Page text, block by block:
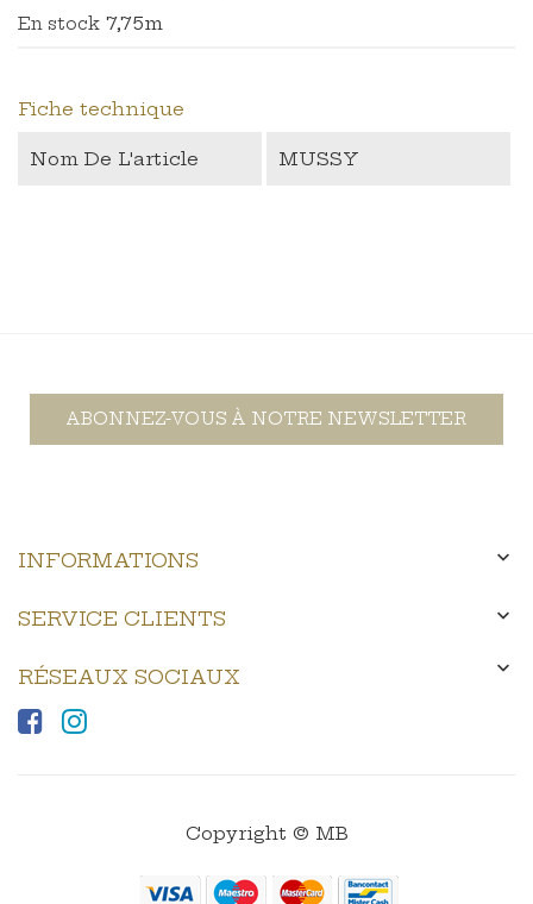
En stock 7,75m
Fiche technique
Nom De L'article MUSSY
ABONNEZ-VOUS À NOTRE NEWSLETTER
INFORMATIONS 
SERVICE CLIENTS 
RÉSEAUX SOCIAUX 
Copyright © MB